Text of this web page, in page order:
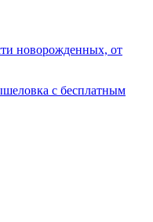
новорожденных, от
с бесплатным